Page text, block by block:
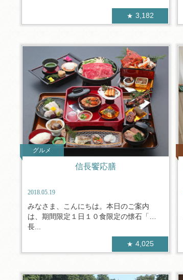
3,182
グルメ
信長饗応膳
2018.05.19
みなさま、こんにちは。本日のご案内
は、期間限定１日１０食限定の懐石「信
長...
4,025